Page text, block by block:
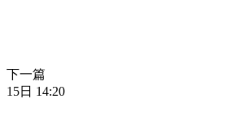
下一篇
15日 14:20